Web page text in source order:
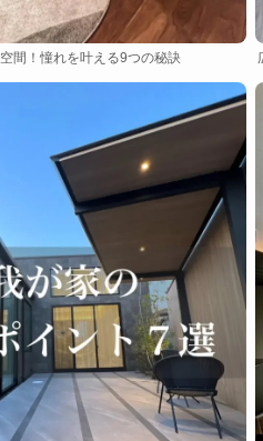
間！憧れを叶える9つの秘訣